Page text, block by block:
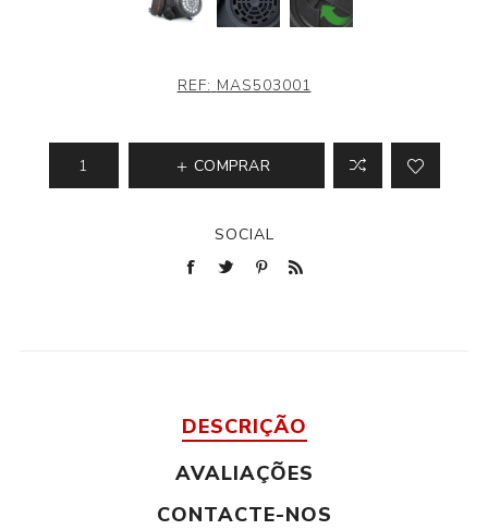
REF: MAS503001
COMPRAR
SOCIAL
DESCRIÇÃO
AVALIAÇÕES
CONTACTE-NOS